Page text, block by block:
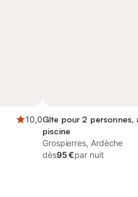
10,0Gîte pour 2 personnes,
piscine
Grospierres, Ardèche
dès95 €par nuit